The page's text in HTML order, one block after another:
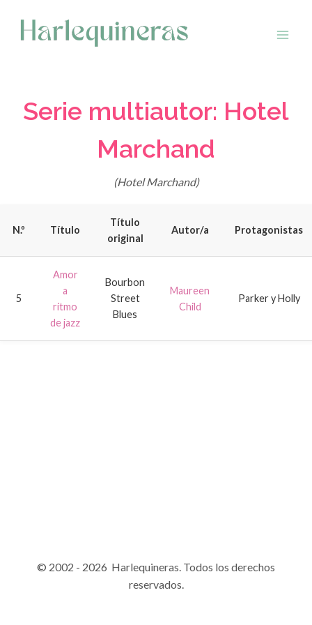
contenido
Serie multiautor: Hotel
Marchand
(Hotel Marchand)
N.º Título
Título
original
Autor/a Protagonistas
5
Amor
a
ritmo
de jazz
Bourbon
Street
Blues
Maureen
Child
Parker y Holly
© 2002 - 2026 Harlequineras. Todos los derechos
reservados.